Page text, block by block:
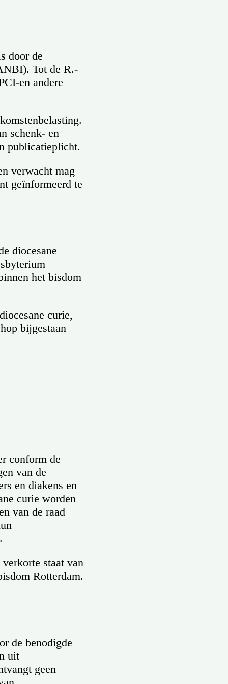
door de
Tot de R.-
en andere
schenk- en
publicatieplicht.
verwacht mag
geïnformeerd te
diocesane
het bisdom
curie,
bijgestaan
conform de
van de
en diakens en
curie worden
van de raad
staat van
Rotterdam.
de benodigde
uit
geen